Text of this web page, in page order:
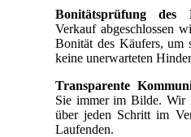
Bonitätsprüfung des
Verkauf abgeschlossen
Bonität des Käufers, um
keine unerwarteten
Transparente
Sie immer im Bilde. Wir
über jeden Schritt im
Laufenden.